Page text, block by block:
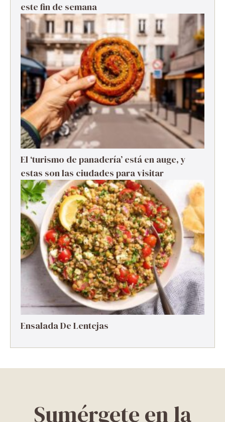
este fin de semana
El ‘turismo de panadería’ está en auge, y
estas son las ciudades para visitar
Ensalada De Lentejas
Sumérgete en la